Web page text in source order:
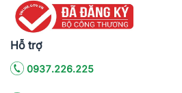
Hỗ trợ
0937.226.225